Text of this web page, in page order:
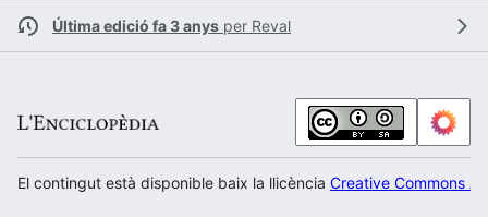
Última edició fa 3 anys per Reval
El contingut està disponible baix la llicència Creative Commons